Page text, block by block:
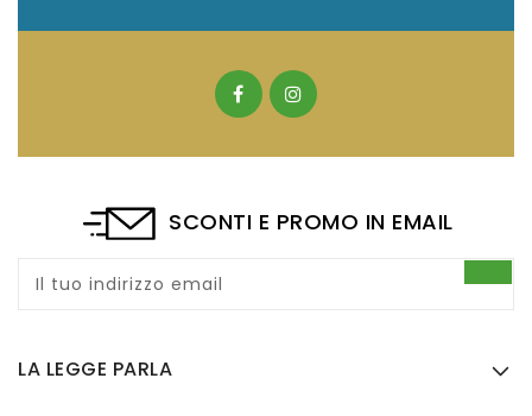
SCONTI E PROMO IN EMAIL
Il tuo indirizzo email
LA LEGGE PARLA